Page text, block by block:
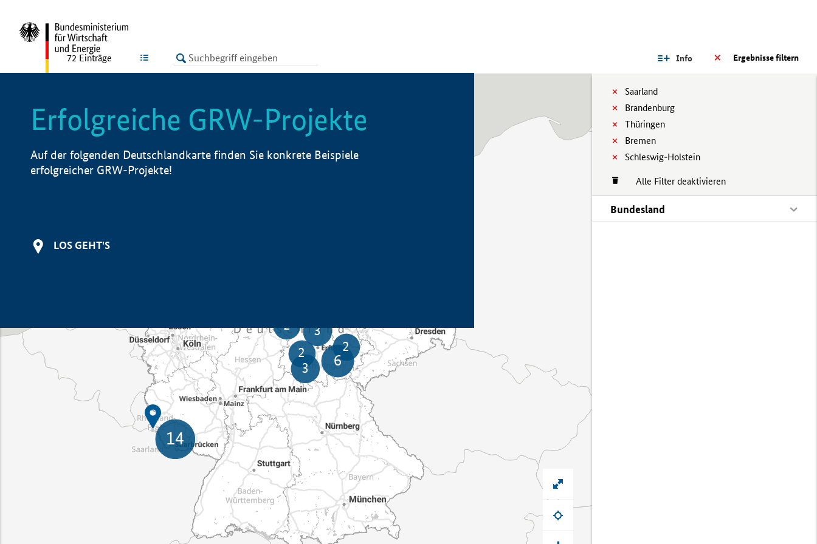
LISTE Ergebnisse filtern
Info
Saarland
Brandenburg
Thüringen
Bremen
Schleswig-Holstein
Alle Filter deaktivieren
Bundesland
72 Einträge
Erfolgreiche GRW-Projekte
Auf der folgenden Deutschlandkarte finden Sie konkrete Beispiele
erfolgreicher GRW-Projekte!
LOS GEHT'S